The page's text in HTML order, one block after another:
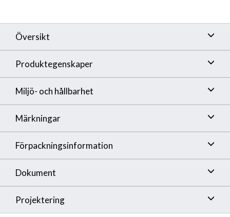
Översikt
Produktegenskaper
Miljö- och hållbarhet
Märkningar
Förpackningsinformation
Dokument
Projektering